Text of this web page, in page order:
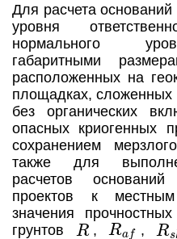
Для расчета
уровня
нормального
габаритными
расположенных на
площадках, сложенных
без органических
опасных криогенных
сохранением
также для
расчетов
проектов к
значения
грунтов
R ,
Raf
, Rs